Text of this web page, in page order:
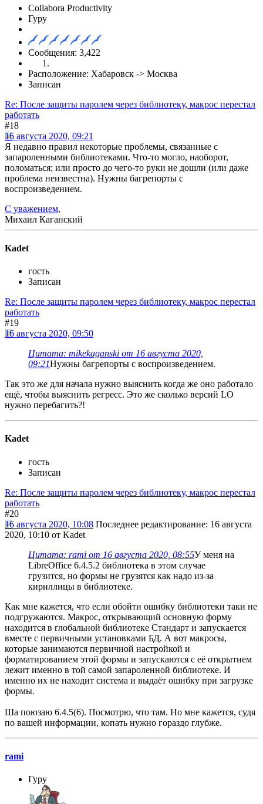
Collabora Productivity
Гуру
Сообщения: 3,422
Расположение: Хабаровск -> Москва
Записан
Re: После защиты паролем через библиотеку, макрос перестал
работать
#18
16 августа 2020, 09:21
Я недавно правил некоторые проблемы, связанные с
запароленными библиотеками. Что-то могло, наоборот,
поломаться; или просто до чего-то руки не дошли (или даже
проблема неизвестна). Нужны багрепорты с
воспроизведением.
С уважением,
Михаил Каганский
Kadet
гость
Записан
Re: После защиты паролем через библиотеку, макрос перестал
работать
#19
16 августа 2020, 09:50
Цитата: mikekaganski от 16 августа 2020,
09:21Нужны багрепорты с воспроизведением.
Так это же для начала нужно выяснить когда же оно работало
ещё, чтобы выяснить регресс. Это же сколько версий LO
нужно перебагить?!
Kadet
гость
Записан
Re: После защиты паролем через библиотеку, макрос перестал
работать
#20
16 августа 2020, 10:08 Последнее редактирование: 16 августа
2020, 10:10 от Kadet
Цитата: rami от 16 августа 2020, 08:55У меня на
LibreOffice 6.4.5.2 библиотека в этом случае
грузится, но формы не грузятся как надо из-за
кириллицы в библиотеке.
Как мне кажется, что если обойти ошибку библиотеки таки не
подгружаются. Макрос, открывающий основную форму
находится в глобальной библиотеке Стандарт и запускается
вместе с первичными установками БД. А вот макросы,
которые занимаются первичной настройкой и
форматированием этой формы и запускаются с её открытием
лежит именно в той самой запароленной библиотеке. И
именно их не находит система и выдаёт ошибку при загрузке
формы.
Ша поюзаю 6.4.5(6). Посмотрю, что там. Но мне кажется, судя
по вашей информации, копать нужно гораздо глубже.
rami
Гуру